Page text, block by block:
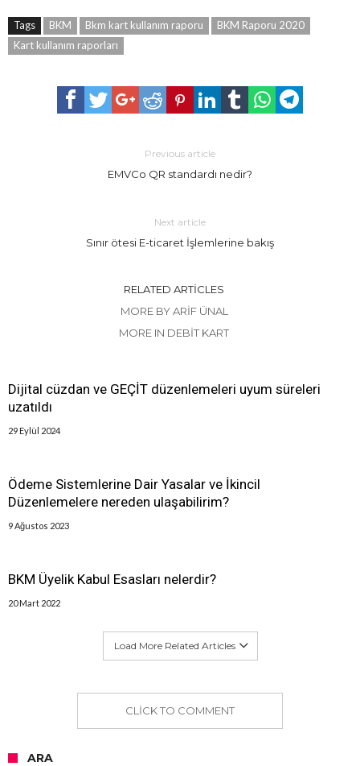
Tags BKM Bkm kart kullanım raporu
BKM Raporu 2020
Kart kullanım raporları
Previous article
EMVCo QR standardı nedir?
Next article
Sınır ötesi E-ticaret İşlemlerine bakış
RELATED ARTICLES
MORE BY ARIF ÜNAL
MORE IN DEBIT KART
Dijital cüzdan ve GEÇİT düzenlemeleri uyum süreleri
uzatıldı
29 Eylül 2024
Ödeme Sistemlerine Dair Yasalar ve İkincil
Düzenlemelere nereden ulaşabilirim?
9 Ağustos 2023
BKM Üyelik Kabul Esasları nelerdir?
20 Mart 2022
Load More Related Articles
CLICK TO COMMENT
ARA